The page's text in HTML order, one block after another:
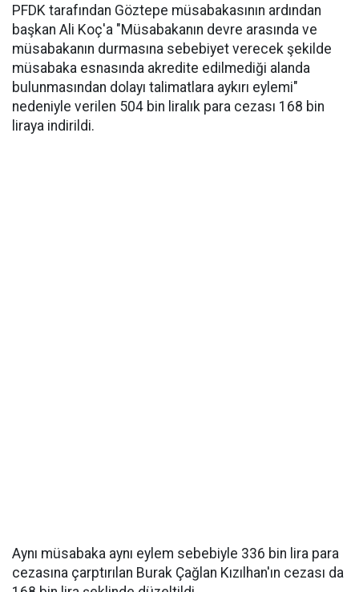
PFDK tarafından Göztepe müsabakasının ardından
başkan Ali Koç'a "Müsabakanın devre arasında ve
müsabakanın durmasına sebebiyet verecek şekilde
müsabaka esnasında akredite edilmediği alanda
bulunmasından dolayı talimatlara aykırı eylemi"
nedeniyle verilen 504 bin liralık para cezası 168 bin
liraya indirildi.
Aynı müsabaka aynı eylem sebebiyle 336 bin lira para
cezasına çarptırılan Burak Çağlan Kızılhan'ın cezası da